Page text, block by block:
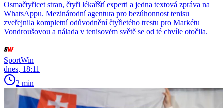
Osmačtyřicet stran, čtyři lékařští experti a jedna textová zpráva na
WhatsAppu. Mezinárodní agentura pro bezúhonnost tenisu
zveřejnila kompletní odůvodnění čtyřletého trestu pro Markétu
Vondroušovou a nálada v tenisovém světě se od té chvíle otočila.
SportWin
dnes, 18:11
2 min